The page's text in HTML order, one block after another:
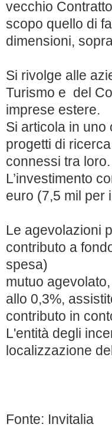
vecchio
scopo quello di
dimensioni,
Si rivolge alle
Turismo e del
imprese estere.
Si articola in uno
progetti di
connessi tra loro.
L’investimento
euro (7,5 mil per
Le agevolazioni
contributo a
spesa)
mutuo
allo 0,3%,
contributo in
L'entità degli
localizzazione
Fonte: Invitalia